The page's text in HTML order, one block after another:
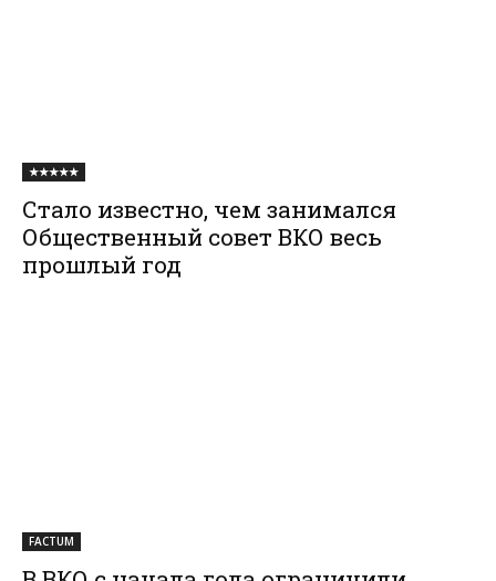
★★★★★
Стало известно, чем занимался
Общественный совет ВКО весь
прошлый год
FACTUM